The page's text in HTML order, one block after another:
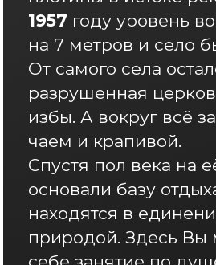
Что мы